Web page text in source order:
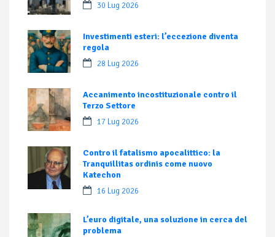
30 Lug 2026
Investimenti esteri: l’eccezione diventa
regola
28 Lug 2026
Accanimento incostituzionale contro il
Terzo Settore
17 Lug 2026
Contro il fatalismo apocalittico: la
Tranquillitas ordinis come nuovo
Katechon
16 Lug 2026
L’euro digitale, una soluzione in cerca del
problema